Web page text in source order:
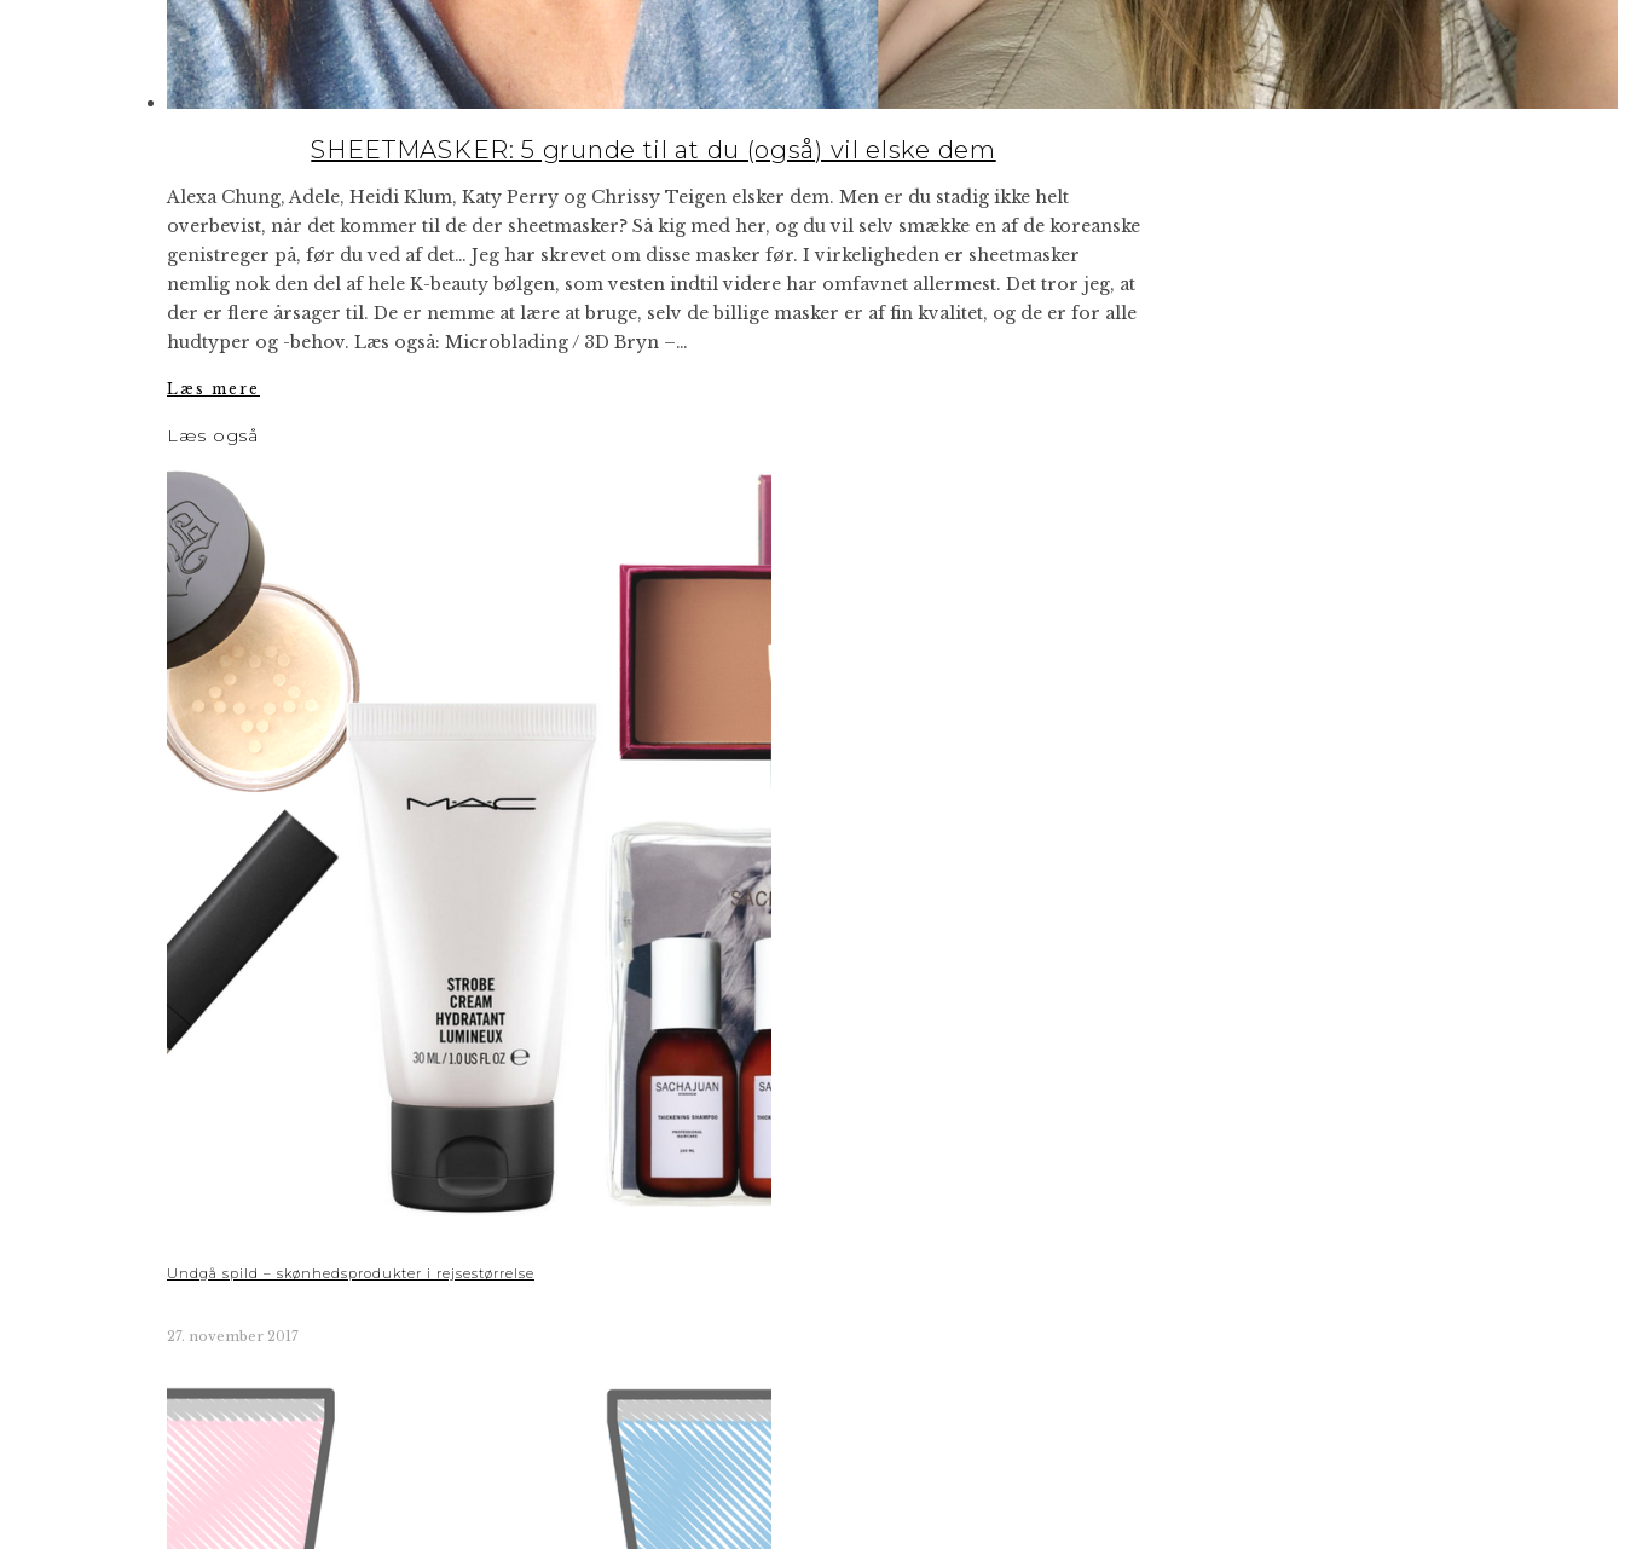
SHEETMASKER: 5 grunde til at du (også) vil elske dem
Alexa Chung, Adele, Heidi Klum, Katy Perry og Chrissy Teigen elsker dem. Men er du stadig ikke helt
overbevist, når det kommer til de der sheetmasker? Så kig med her, og du vil selv smække en af de koreanske
genistreger på, før du ved af det… Jeg har skrevet om disse masker før. I virkeligheden er sheetmasker
nemlig nok den del af hele K-beauty bølgen, som vesten indtil videre har omfavnet allermest. Det tror jeg, at
der er flere årsager til. De er nemme at lære at bruge, selv de billige masker er af fin kvalitet, og de er for alle
hudtyper og -behov. Læs også: Microblading / 3D Bryn –…
Læs mere
Læs også
Undgå spild – skønhedsprodukter i rejsestørrelse
27. november 2017